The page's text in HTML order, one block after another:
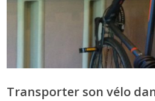
Transporter son vélo